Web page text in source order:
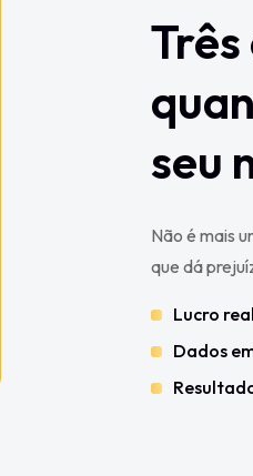
seu
Não é mais
que dá
Lucro
Dados